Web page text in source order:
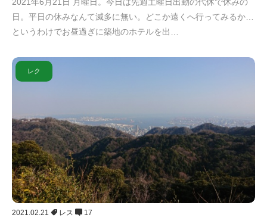
日。平日の休みなんて滅多に無い。どこか遠くへ行ってみるか…
というわけでお昼過ぎに築地のホテルを出…
レク
2021.02.21 レス 17